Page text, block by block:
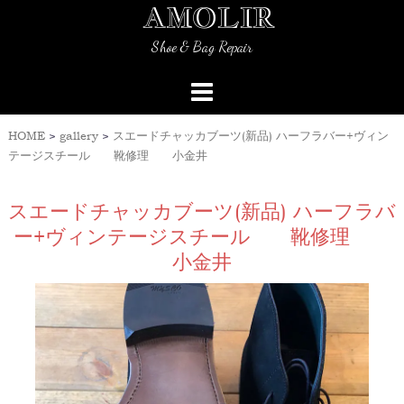
AMOLIR
Shoe & Bag Repair
HOME> gallery> スエードチャッカブーツ(新品) ハーフラバー+ヴィン
テージスチール 靴修理 小金井
スエードチャッカブーツ(新品) ハーフラバ
ー+ヴィンテージスチール 靴修理
小金井